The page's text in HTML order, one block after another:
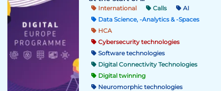
International Calls
AI
Data Science, -Analytics & -Spaces
HCA
Cybersecurity technologies
Software technologies
Digital Connectivity Technologies
Digital twinning
Neuromorphic technologies